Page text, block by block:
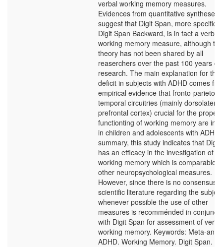
verbal working memory measures.
Evidences from quantitative syntheses
suggest that Digit Span, more
Digit Span Backward, is in fact a verbal
working memory measure, although
theory has not been shared by all
reaserchers over the past 100 years of
research. The main explanation for the
deficit in subjects with ADHD comes
empirical evidence that fronto-parieto-
temporal circuitries (mainly dorsolateral
prefrontal cortex) crucial for the proper
functionting of working memory are
in children and adolescents with
summary, this study indicates that Digit
has an efficacy in the investigation of
working memory which is comparable
other neuropsychological measures.
However, since there is no consensus
scientific literature regarding the
whenever possible the use of other
measures is recomménded in
with Digit Span for assessment of
working memory. Keywords: Meta-
ADHD. Working Memory. Digit Span.